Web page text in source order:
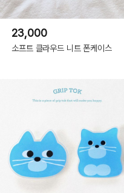
23,000
소프트 클라우드 니트 폰케이스